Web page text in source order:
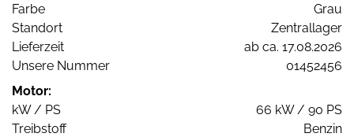
Farbe
Grau
Standort
Zentrallager
Lieferzeit
ab ca. 17.08.2026
Unsere Nummer
01452456
Motor:
kW / PS
66 kW / 90 PS
Treibstoff
Benzin